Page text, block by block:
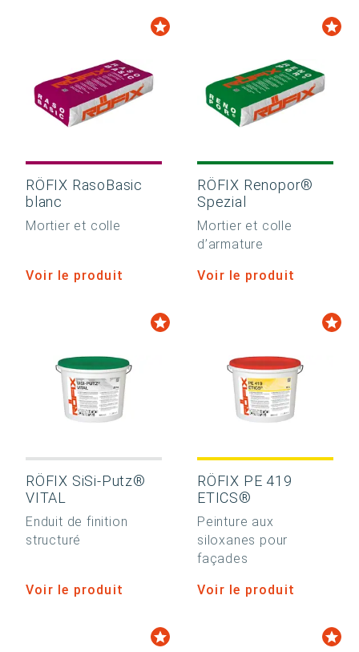
RÖFIX RasoBasic
blanc
Mortier et colle
Voir le produit
RÖFIX Renopor®
Spezial
Mortier et colle
d’armature
Voir le produit
RÖFIX SiSi-Putz®
VITAL
Enduit de finition
structuré
Voir le produit
RÖFIX PE 419
ETICS®
Peinture aux
siloxanes pour
façades
Voir le produit